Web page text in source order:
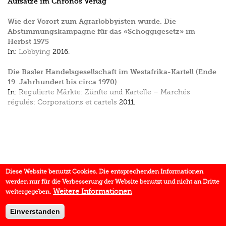
Wie der Vorort zum Agrarlobbyisten wurde. Die
Abstimmungskampagne für das «Schoggigesetz» im
Herbst 1975
In: Lobbying 2016.
Die Basler Handelsgesellschaft im Westafrika-Kartell (Ende
19. Jahrhundert bis circa 1970)
In: Regulierte Märkte: Zünfte und Kartelle – Marchés
régulés: Corporations et cartels 2011.
Diese Website benutzt Cookies. Die entsprechenden Informationen
werden nur für die Verbesserung der Website benutzt und nicht an Dritte
weitergegeben. Weitere Informationen
Einverstanden